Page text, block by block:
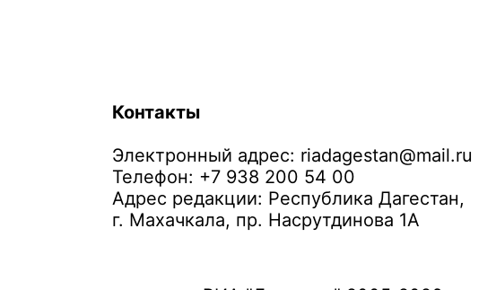
Контакты
Электронный адрес: riadagestan@mail.ru
Телефон: +7 938 200 54 00
Адрес редакции: Республика Дагестан,
г. Махачкала, пр. Насрутдинова 1А